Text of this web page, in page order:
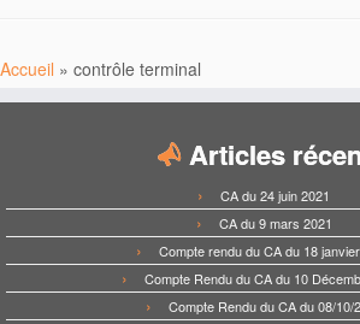
Accueil » contrôle terminal
Articles
CA du 24 juin 2021
CA du 9 mars 2021
Compte rendu du CA du 18
Compte Rendu du CA du 10
Compte Rendu du CA du 08/10/